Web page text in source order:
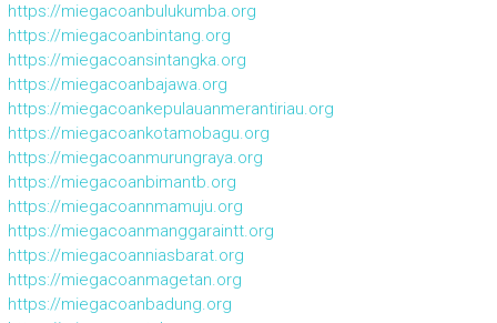
https://miegacoanbulukumba.org
https://miegacoanbintang.org
https://miegacoansintangka.org
https://miegacoanbajawa.org
https://miegacoankepulauanmerantiriau.org
https://miegacoankotamobagu.org
https://miegacoanmurungraya.org
https://miegacoanbimantb.org
https://miegacoannmamuju.org
https://miegacoanmanggaraintt.org
https://miegacoanniasbarat.org
https://miegacoanmagetan.org
https://miegacoanbadung.org